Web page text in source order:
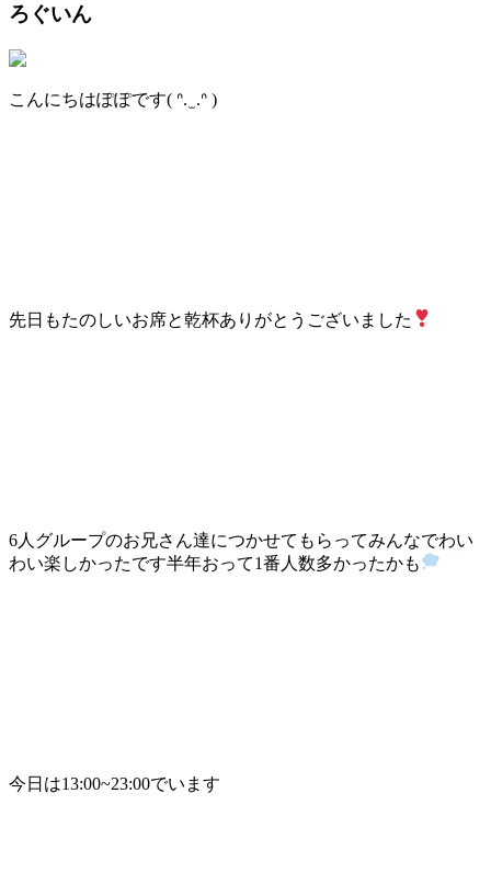
ろぐいん
こんにちはぽぽです( ᐢ. ̫ .ᐢ )
先日もたのしいお席と乾杯ありがとうございました
6人グループのお兄さん達につかせてもらってみんなでわい
わい楽しかったです半年おって1番人数多かったかも
今日は13:00~23:00でいます